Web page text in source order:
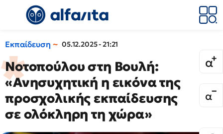
Εκπαίδευση 05.12.2025 - 21:21
Νοτοπούλου στη Βουλή:
«Ανησυχητική η εικόνα της
προσχολικής εκπαίδευσης
σε ολόκληρη τη χώρα»